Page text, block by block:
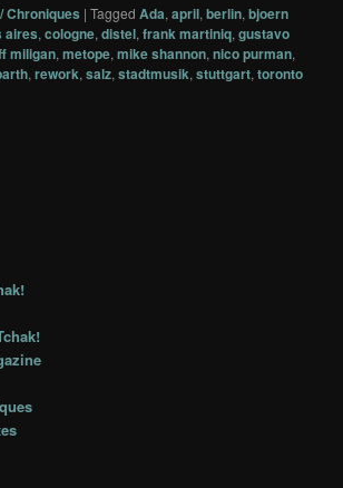
Chroniques |Tagged Ada,april,berlin,bjoern
aires,cologne,distel,frank martiniq,gustavo
miligan,metope,mike shannon,nico purman,
,rework,salz,stadtmusik,stuttgart,toronto